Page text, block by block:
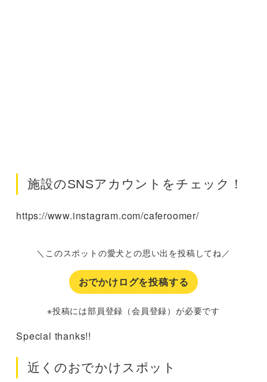
施設のSNSアカウントをチェック！
https://www.instagram.com/caferoomer/
＼このスポットの愛犬との思い出を投稿してね／
おでかけログを投稿する
※投稿には部員登録（会員登録）が必要です
Special thanks!!
近くのおでかけスポット